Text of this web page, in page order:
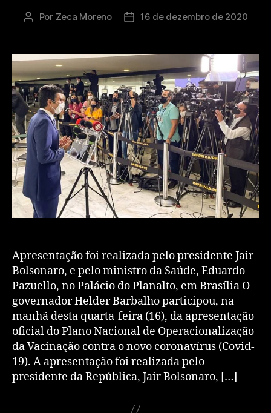
Por Zeca Moreno 16 de dezembro de 2020
Apresentação foi realizada pelo presidente Jair
Bolsonaro, e pelo ministro da Saúde, Eduardo
Pazuello, no Palácio do Planalto, em Brasília O
governador Helder Barbalho participou, na
manhã desta quarta-feira (16), da apresentação
oficial do Plano Nacional de Operacionalização
da Vacinação contra o novo coronavírus (Covid-
19). A apresentação foi realizada pelo
presidente da República, Jair Bolsonaro, […]